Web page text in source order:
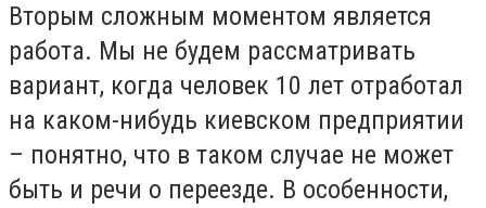
Вторым сложным моментом является
работа. Мы не будем рассматривать
вариант, когда человек 10 лет отработал
на каком-нибудь киевском предприятии
– понятно, что в таком случае не может
быть и речи о переезде. В особенности,